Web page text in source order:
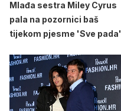
Mlađa sestra Miley Cyrus
pala na pozornici baš
tijekom pjesme 'Sve pada'